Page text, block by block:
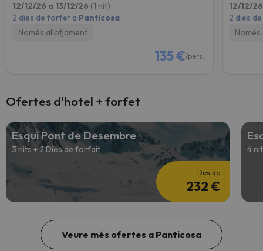
12/12/26 a 13/12/26 (1 nit)
2 dies de forfet a Panticosa
Només allotjament
135 €/pers.
12/12/
2 dies
Ofertes d'hotel + forfet
Esquí Pont de Desembre
3 nits + 2 Dies de forfait
Des de
232 €
4
Veure més ofertes a Panticosa